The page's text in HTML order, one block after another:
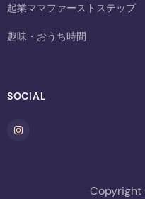
起業ママファーストステップ
趣味・おうち時間
SOCIAL
Copyright